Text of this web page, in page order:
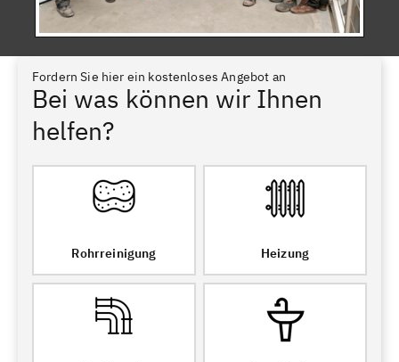
Fordern Sie hier ein kostenloses Angebot an
Bei was können wir Ihnen
helfen?
Rohrreinigung Heizung